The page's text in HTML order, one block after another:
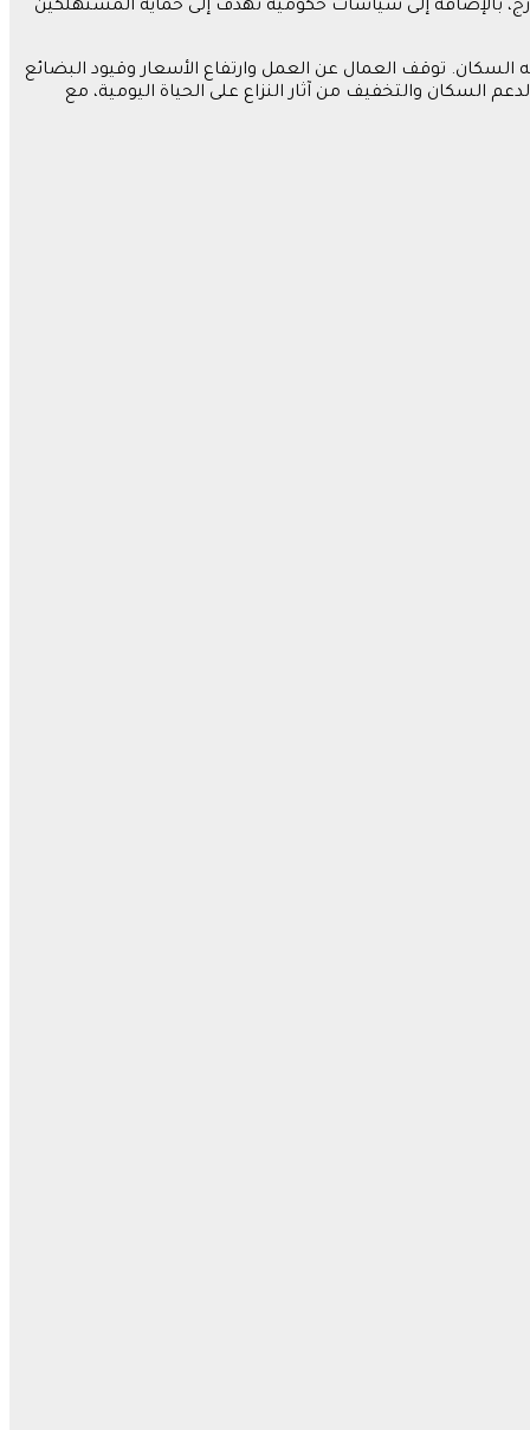
بالإضافة إلى سياسات حكومية تهدف إلى حماية المستهلكين
توقف العمال عن العمل وارتفاع الأسعار وقيود البضائع
والتخفيف من آثار النزاع على الحياة اليومية، مع